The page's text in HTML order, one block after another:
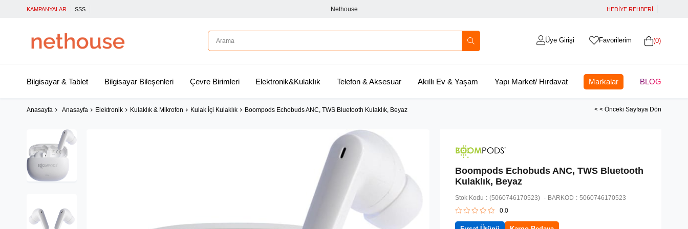
KAMPANYALAR SSS Nethouse HEDİYE REHBERİ
0
Favorilerim
Üye Girişi
Bilgisayar & Tablet Bilgisayar Bileşenleri Çevre Birimleri Elektronik&Kulaklık Telefon & Aksesuar Akıllı Ev & Yaşam Yapı Market/ Hırdavat Markalar BLOG
Anasayfa Anasayfa Elektronik Kulaklık & Mikrofon Kulak İçi Kulaklık Boompods Echobuds ANC, TWS Bluetooth Kulaklık, Beyaz < < Önceki Sayfaya Dön
Boompods Echobuds ANC, TWS Bluetooth
Kulaklık, Beyaz
Stok Kodu (5060746170523) BARKOD : 5060746170523
0.0